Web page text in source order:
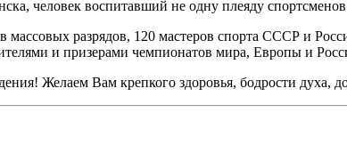
человек воспитавший не одну плеяду
разрядов, 120 мастеров спорта СССР и
и призерами чемпионатов мира, Европы и
Желаем Вам крепкого здоровья, бодрости духа,